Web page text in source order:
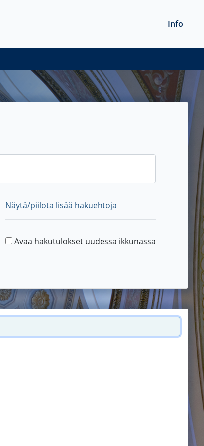
Info
Näytä/piilota lisää hakuehtoja
Avaa hakutulokset uudessa ikkunassa